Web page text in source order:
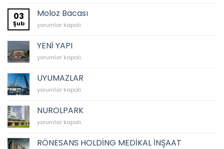
PORSELEN
için
03
Şub
Moloz Bacası
Moloz
için
yorumlar kapalı
YENİ YAPI
YENİ
için
yorumlar kapalı
UYUMAZLAR
UYUMAZLAR
yorumlar kapalı
NUROLPARK
NUROLPARK
yorumlar kapalı
RÖNESANS HOLDİNG MEDİKAL İNŞAAT